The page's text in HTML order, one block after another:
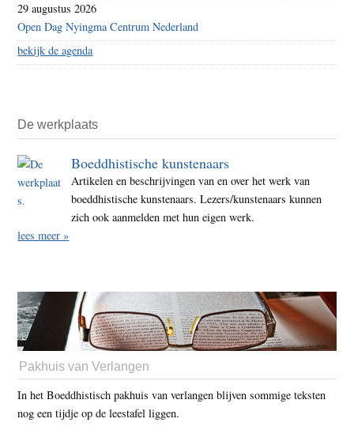
29 augustus 2026
Open Dag Nyingma Centrum Nederland
bekijk de agenda
De werkplaats
Boeddhistische kunstenaars
Artikelen en beschrijvingen van en over het werk van
boeddhistische kunstenaars. Lezers/kunstenaars kunnen
zich ook aanmelden met hun eigen werk.
lees meer »
Pakhuis van Verlangen
In het Boeddhistisch pakhuis van verlangen blijven sommige teksten
nog een tijdje op de leestafel liggen.